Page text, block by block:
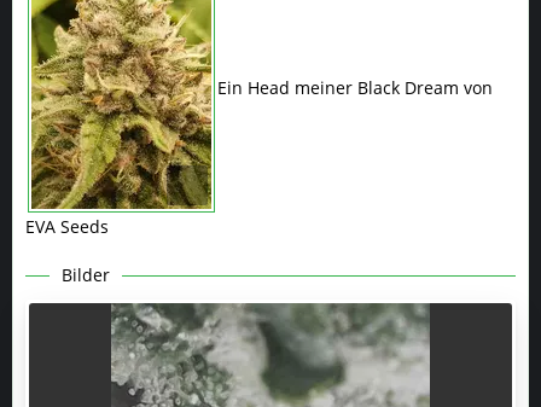
Ein Head meiner Black Dream von
EVA Seeds
Bilder